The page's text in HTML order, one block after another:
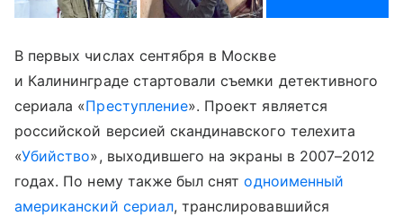
В первых числах сентября в Москве
и Калининграде стартовали съемки детективного
сериала «Преступление». Проект является
российской версией скандинавского телехита
«Убийство», выходившего на экраны в 2007–2012
годах. По нему также был снятодноименный
американский сериал, транслировавшийся